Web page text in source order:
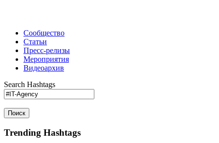
Сообщество
Статьи
Пресс-релизы
Мероприятия
Видеоархив
Search Hashtags
Поиск
Trending Hashtags